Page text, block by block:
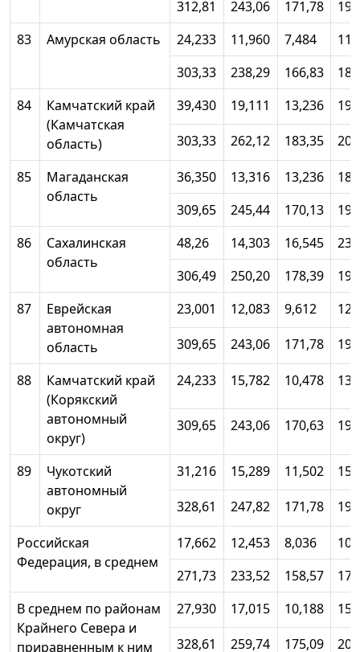
312,81 243,06 171,78
83
Амурская область 24,233 11,960 7,484
303,33
238,29 166,83
84
Камчатский край
(Камчатская
область)
39,430 19,111 13,236
303,33
262,12 183,35
85
Магаданская
область
36,350 13,316 13,236
309,65
245,44 170,13
86
Сахалинская
область
48,26 14,303 16,545
306,49
250,20 178,39
87
Еврейская
автономная
область
23,001 12,083 9,612
309,65
243,06 171,78
88
Камчатский край
(Корякский
автономный
округ)
24,233 15,782 10,478
309,65 243,06 170,63
89
Чукотский
автономный
округ
31,216 15,289 11,502
328,61
247,82 171,78
Российская
Федерация, в среднем
17,662 12,453 8,036
271,73
233,52 158,57
В среднем по районам
Крайнего Севера и
приравненным к ним
27,930 17,015 10,188
328,61
259,74 175,09